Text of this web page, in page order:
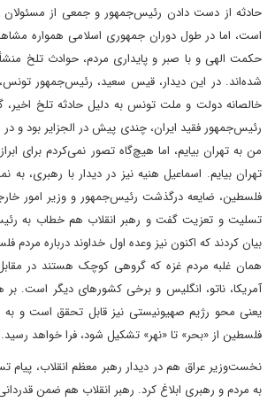
حادثه از دست دادن رئیس‌جمهور و جمعی از مسئولان
است، اما در طول دوران جمهوری اسلامی همواره
حکمت الهی و با صبر و پایداری مردم، حوادث تلخ
شده‌اند. در این دیدار، قیس سعید، رئیس‌جمهور تونس،
خالصانه دولت و ملت تونس به دلیل حادثه تلخ اخیر،
رئیس‌جمهور فقید ایران، چندی پیش در الجزایر بود و
من به تهران بیایم، اما هیچ‌گاه تصور نمی‌کردم ‌برای
تهران بیایم. اسماعیل هنیه نیز در دیدار با رهبری، به
فلسطین، ضایعه درگذشت رئیس‌جمهور و وزیر امور
تسلیت و تعزیت گفت و رهبر انقلاب هم خطاب به
بیان کردند که اکنون نیز وعده اول خداوند درباره
همان غلبه مردم غزه که گروهی کوچک هستند در
آمریکا، ناتو، انگلیس و برخی کشورهای دیگر است.
یعنی محو رژیم صهیونیستی نیز قابل تحقق است و
فلسطین از «بحر» تا «نهر» تشکیل شود، فرا خواهد رسید.
نخست‌وزیر عراق هم در دیدار رهبر معظم انقلاب،
به مردم و رهبری ابلاغ کرد. رهبر انقلاب هم ضمن